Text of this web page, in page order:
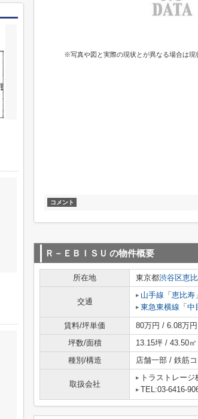
※写真や図と実際の現状とが異なる場合は現
コメント
Ｒ－ＥＢＩＳＵ の物件概要
所在地 東京都渋谷区恵
交通
山手線 「 恵比寿
東急東横線 「 中
賃料/坪単価 80万円 / 6.08万円
坪数/面積
13.15坪 / 43.50㎡
種別/構造
店舗一部 / 鉄筋
取扱会社
トラストレージ
TEL:03-6416-